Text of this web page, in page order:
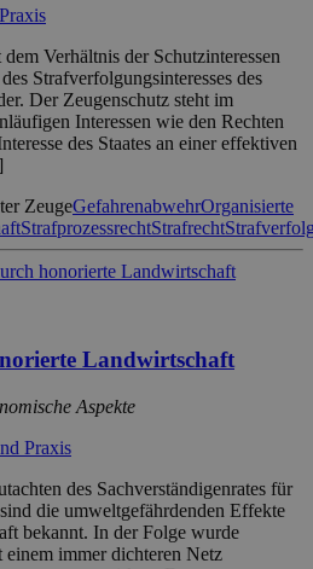
Verhältnis der Schutzinteressen
Strafverfolgungsinteresses des
Der Zeugenschutz steht im
Interessen wie den Rechten
des Staates an einer effektiven
ZeugeGefahrenabwehrOrganisierte
StrafprozessrechtStrafrecht
Landwirtschaft
Aspekte
Praxis
des Sachverständigenrates für
die umweltgefährdenden Effekte
bekannt. In der Folge wurde
immer dichteren Netz